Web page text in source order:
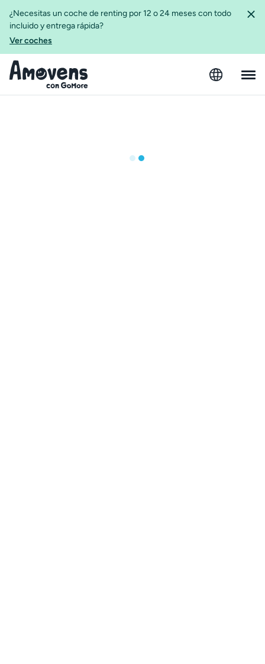
¿Necesitas un coche de renting por 12 o 24 meses con todo
incluido y entrega rápida?
Ver coches